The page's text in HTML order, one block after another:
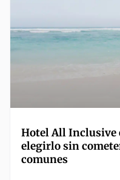
Hotel All Inclusive
elegirlo sin
comunes